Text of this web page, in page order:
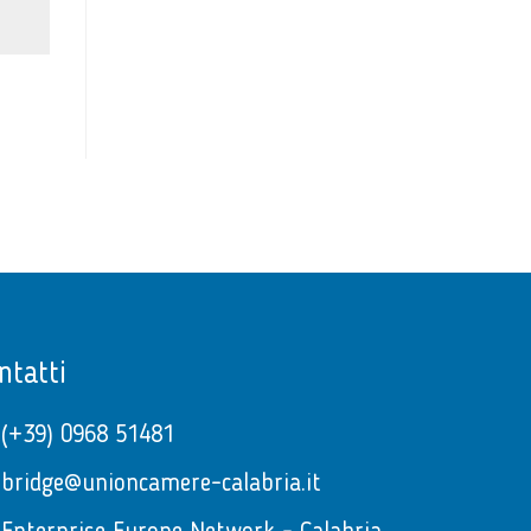
(+39) 0968 51481
bridge@unioncamere-calabria.it